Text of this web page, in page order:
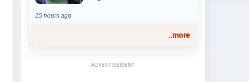
15 hours ago
..more
ADVERTISEMENT